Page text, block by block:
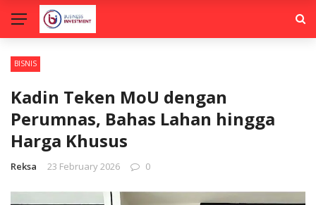
BISNIS
Kadin Teken MoU dengan
Perumnas, Bahas Lahan hingga
Harga Khusus
Reksa 23 February 2026 0